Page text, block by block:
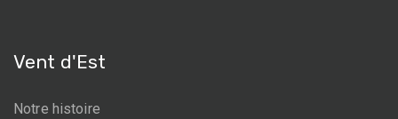
Vent d'Est
Notre histoire